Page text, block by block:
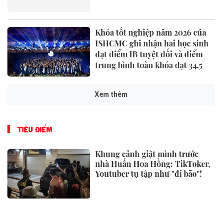
Khóa tốt nghiệp năm 2026 của
ISHCMC ghi nhận hai học sinh
đạt điểm IB tuyệt đối và điểm
trung bình toàn khóa đạt 34,5
Xem thêm
TIÊU ĐIỂM
Khung cảnh giật mình trước
nhà Huấn Hoa Hồng: TikToker,
Youtuber tụ tập như "đi bão"!